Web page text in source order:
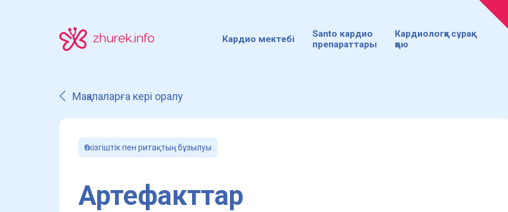
Кардио мектебі
Santo кардио
препараттары
Кардиологқа сұрақ
қою
Мақалаларға кері оралу
Өткізгіштік пен ритақтың бұзылуы
Артефакттар